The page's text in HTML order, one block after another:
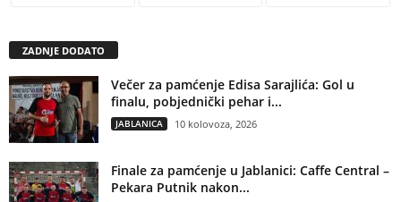
ZADNJE DODATO
Večer za pamćenje Edisa Sarajlića: Gol u
finalu, pobjednički pehar i...
JABLANICA 10 kolovoza, 2026
Finale za pamćenje u Jablanici: Caffe Central –
Pekara Putnik nakon...